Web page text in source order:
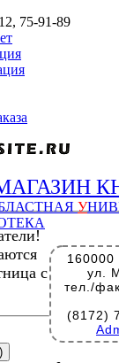
75-91-89
У
160000
ул.
тел./
(8172)
с